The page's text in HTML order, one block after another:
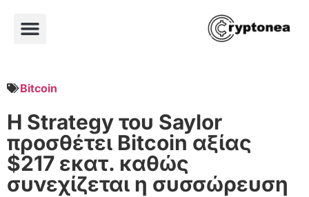
Bitcoin
Η Strategy του Saylor
προσθέτει Bitcoin αξίας
$217 εκατ. καθώς
συνεχίζεται η συσσώρευση